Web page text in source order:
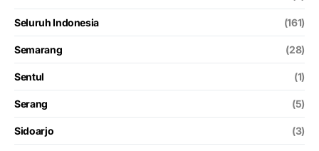
Seluruh Indonesia (161)
Semarang (28)
Sentul (1)
Serang (5)
Sidoarjo (3)